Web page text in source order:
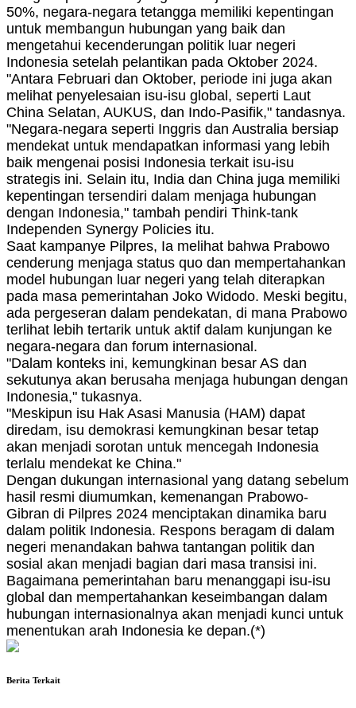
50%, negara-negara tetangga memiliki kepentingan
untuk membangun hubungan yang baik dan
mengetahui kecenderungan politik luar negeri
Indonesia setelah pelantikan pada Oktober 2024.
"Antara Februari dan Oktober, periode ini juga akan
melihat penyelesaian isu-isu global, seperti Laut
China Selatan, AUKUS, dan Indo-Pasifik," tandasnya.
"Negara-negara seperti Inggris dan Australia bersiap
mendekat untuk mendapatkan informasi yang lebih
baik mengenai posisi Indonesia terkait isu-isu
strategis ini. Selain itu, India dan China juga memiliki
kepentingan tersendiri dalam menjaga hubungan
dengan Indonesia," tambah pendiri Think-tank
Independen Synergy Policies itu.
Saat kampanye Pilpres, Ia melihat bahwa Prabowo
cenderung menjaga status quo dan mempertahankan
model hubungan luar negeri yang telah diterapkan
pada masa pemerintahan Joko Widodo. Meski begitu,
ada pergeseran dalam pendekatan, di mana Prabowo
terlihat lebih tertarik untuk aktif dalam kunjungan ke
negara-negara dan forum internasional.
"Dalam konteks ini, kemungkinan besar AS dan
sekutunya akan berusaha menjaga hubungan dengan
Indonesia," tukasnya.
"Meskipun isu Hak Asasi Manusia (HAM) dapat
diredam, isu demokrasi kemungkinan besar tetap
akan menjadi sorotan untuk mencegah Indonesia
terlalu mendekat ke China."
Dengan dukungan internasional yang datang sebelum
hasil resmi diumumkan, kemenangan Prabowo-
Gibran di Pilpres 2024 menciptakan dinamika baru
dalam politik Indonesia. Respons beragam di dalam
negeri menandakan bahwa tantangan politik dan
sosial akan menjadi bagian dari masa transisi ini.
Bagaimana pemerintahan baru menanggapi isu-isu
global dan mempertahankan keseimbangan dalam
hubungan internasionalnya akan menjadi kunci untuk
menentukan arah Indonesia ke depan.(*)
Berita Terkait